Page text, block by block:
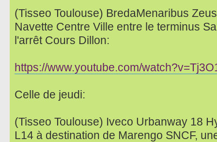
(Tisseo Toulouse) BredaMenaribus
Navette Centre Ville entre le terminus
l'arrêt Cours Dillon:
https://www.youtube.com/
Celle de jeudi:
(Tisseo Toulouse) Iveco Urbanway 18
L14 à destination de Marengo SNCF,